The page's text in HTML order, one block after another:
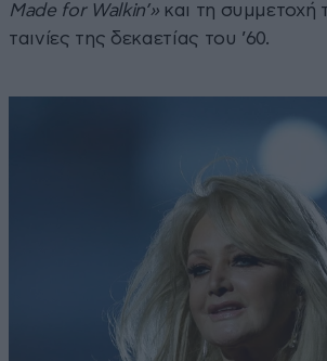
Made for Walkin’»και τη συμμετοχή
ταινίες της δεκαετίας του ’60.